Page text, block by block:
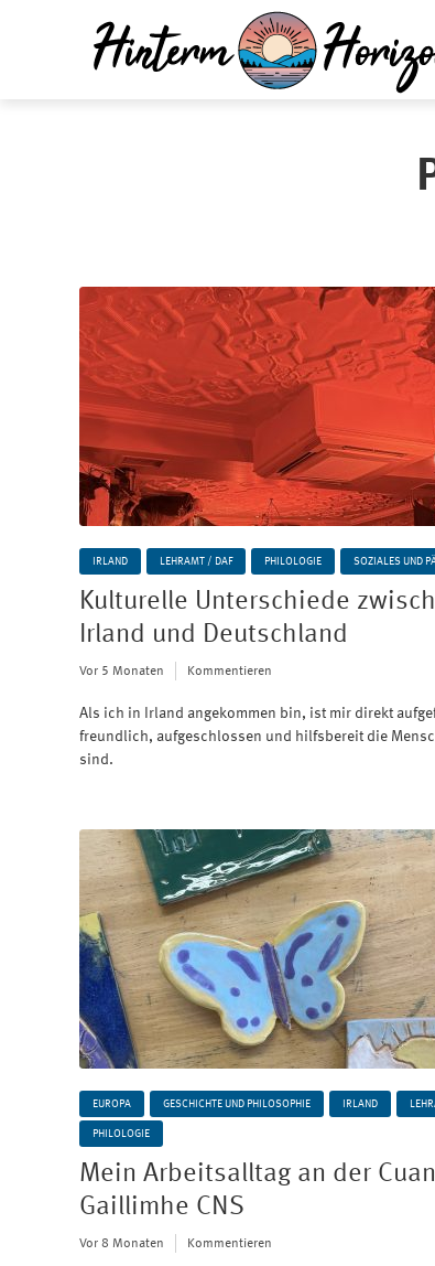
IRLAND LEHRAMT / DAF PHILOLOGIE SOZIALES UND
Kulturelle Unterschiede
Irland und Deutschland
Vor 5 Monaten Kommentieren
Als ich in Irland angekommen bin, ist mir direkt
freundlich, aufgeschlossen und hilfsbereit die
sind.
EUROPA GESCHICHTE UND PHILOSOPHIE IRLAND
PHILOLOGIE
Mein Arbeitsalltag an der
Gaillimhe CNS
Vor 8 Monaten Kommentieren